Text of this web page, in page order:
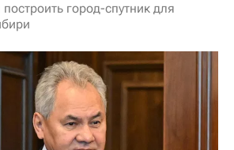
город-спутник для